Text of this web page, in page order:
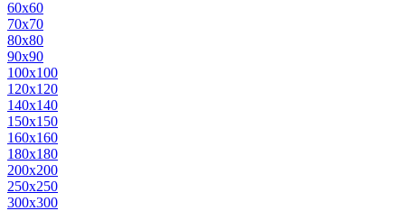
60х60
70х70
80х80
90х90
100х100
120х120
140х140
150х150
160х160
180х180
200х200
250х250
300х300